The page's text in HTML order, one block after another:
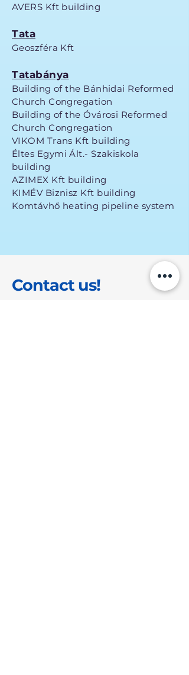
AVERS Kft building
Tata
Geoszféra Kft
Tatabánya
Building of the Bánhidai Reformed
Church Congregation
Building of the Óvárosi Reformed
Church Congregation
VIKOM Trans Kft building
Éltes Egymi Ált.- Szakiskola
building
AZIMEX Kft building
KIMÉV Biznisz Kft building
Komtávhő heating pipeline system
Contact us!